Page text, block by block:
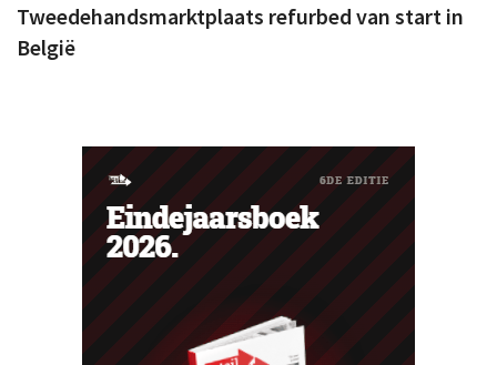
Tweedehandsmarktplaats refurbed van start in
België